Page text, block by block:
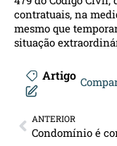
contratuais, na
mesmo que
situação
Artigo
ANTERIOR